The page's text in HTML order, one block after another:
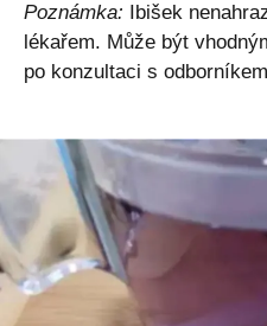
Poznámka: Ibišek
lékařem. Může být
po konzultaci s